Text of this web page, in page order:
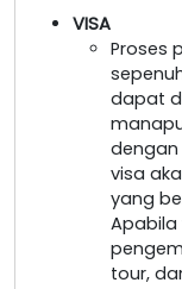
VISA
Proses
dapat
dengan
visa
yang
tour,